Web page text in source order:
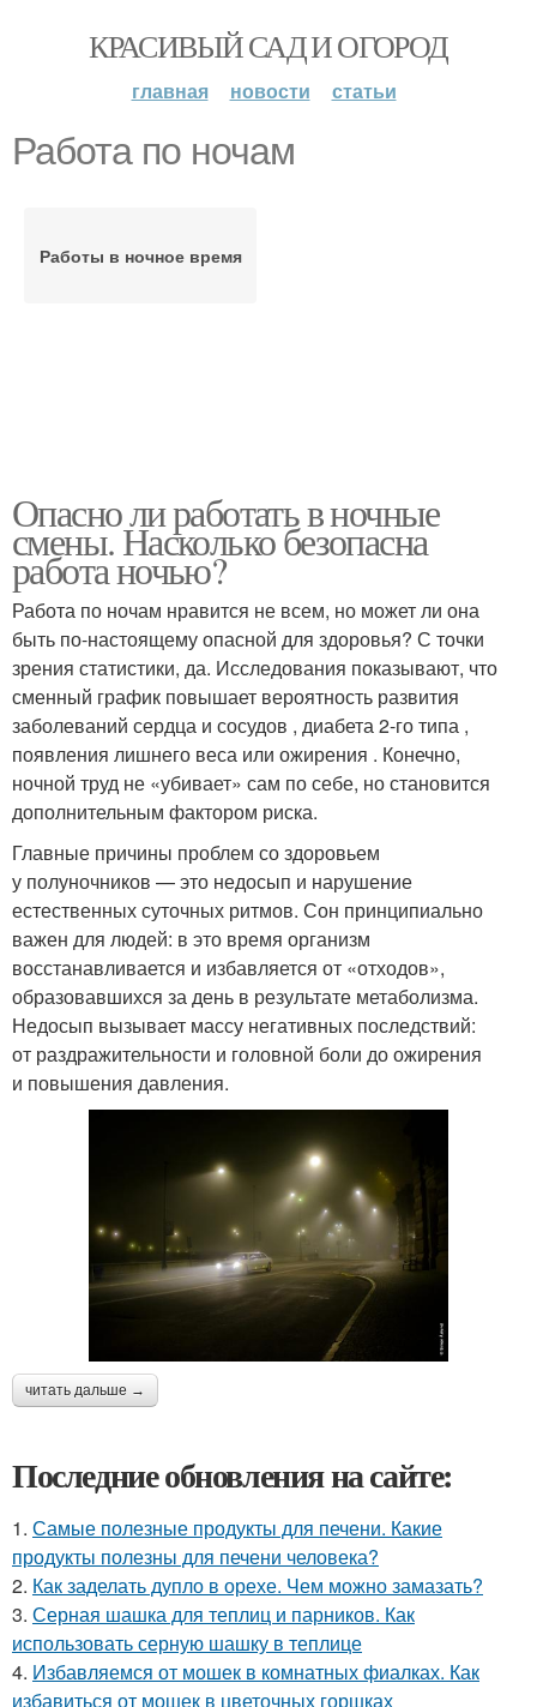
КРАСИВЫЙ САД И ОГОРОД
главная новости статьи
Работа по ночам
Работы в ночное время
Опасно ли работать в ночные
смены. Насколько безопасна
работа ночью?
Работа по ночам нравится не всем, но может ли она
быть по-настоящему опасной для здоровья? С точки
зрения статистики, да. Исследования показывают, что
сменный график повышает вероятность развития
заболеваний сердца и сосудов , диабета 2-го типа ,
появления лишнего веса или ожирения . Конечно,
ночной труд не «убивает» сам по себе, но становится
дополнительным фактором риска.
Главные причины проблем со здоровьем
у полуночников — это недосып и нарушение
естественных суточных ритмов. Сон принципиально
важен для людей: в это время организм
восстанавливается и избавляется от «отходов»,
образовавшихся за день в результате метаболизма.
Недосып вызывает массу негативных последствий:
от раздражительности и головной боли до ожирения
и повышения давления.
читать дальше →
Последние обновления на сайте:
1. Самые полезные продукты для печени. Какие
продукты полезны для печени человека?
2. Как заделать дупло в орехе. Чем можно замазать?
3. Серная шашка для теплиц и парников. Как
использовать серную шашку в теплице
4. Избавляемся от мошек в комнатных фиалках. Как
избавиться от мошек в цветочных горшках